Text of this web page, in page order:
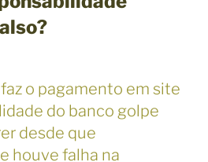
o pagamento em site
do banco golpe
desde que
houve falha na